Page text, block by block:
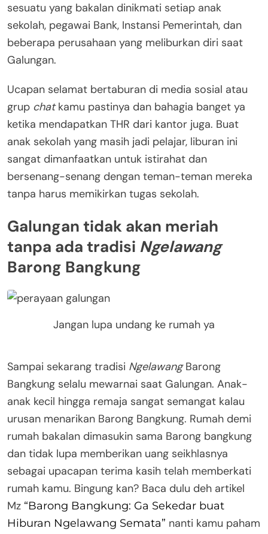
sesuatu yang bakalan dinikmati setiap anak
sekolah, pegawai Bank, Instansi Pemerintah, dan
beberapa perusahaan yang meliburkan diri saat
Galungan.
Ucapan selamat bertaburan di media sosial atau
grup chatkamu pastinya dan bahagia banget ya
ketika mendapatkan THR dari kantor juga. Buat
anak sekolah yang masih jadi pelajar, liburan ini
sangat dimanfaatkan untuk istirahat dan
bersenang-senang dengan teman-teman mereka
tanpa harus memikirkan tugas sekolah.
Galungan tidak akan meriah
tanpa ada tradisi Ngelawang
Barong Bangkung
Jangan lupa undang ke rumah ya
Sampai sekarang tradisi NgelawangBarong
Bangkung selalu mewarnai saat Galungan. Anak-
anak kecil hingga remaja sangat semangat kalau
urusan menarikan Barong Bangkung. Rumah demi
rumah bakalan dimasukin sama Barong bangkung
dan tidak lupa memberikan uang seikhlasnya
sebagai upacapan terima kasih telah memberkati
rumah kamu. Bingung kan? Baca dulu deh artikel
Mz “Barong Bangkung: Ga Sekedar buat
Hiburan Ngelawang Semata” nanti kamu paham